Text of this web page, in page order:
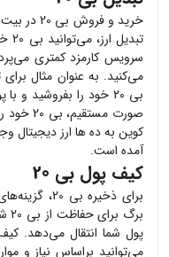
خرید و فروش بی 20
در بیت
تبدیل ارز، می‌توانید بی 20
سرویس کارمزد کمتری
می‌کنید. به عنوان مثال برای
بی 20
خود را بفروشید و با
صورت مستقیم، بی 20
خود
کوین به ده ها ارز دیجیتال
آمده است.
کیف پول بی 20
برای ذخیره بی 20
،
برگ برای حفاظت از بی 20
پول شما انتقال می‌دهد.
می‌توانید براساس نیاز و